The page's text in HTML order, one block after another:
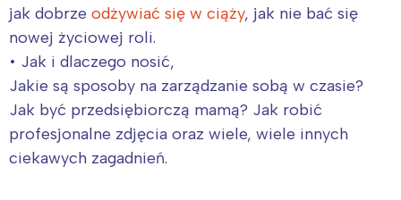
jak dobrze odżywiać się w ciąży, jak nie bać się
nowej życiowej roli.
• Jak i dlaczego nosić,
Jakie są sposoby na zarządzanie sobą w czasie?
Jak być przedsiębiorczą mamą? Jak robić
profesjonalne zdjęcia oraz wiele, wiele innych
ciekawych zagadnień.